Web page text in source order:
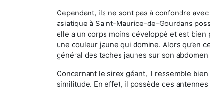
Cependant, ils ne sont pas à confondre
asiatique à Saint-Maurice-de-Gourdans
elle a un corps moins développé et est
une couleur jaune qui domine. Alors qu’en
général des taches jaunes sur son
Concernant le sirex géant, il ressemble
similitude. En effet, il possède des